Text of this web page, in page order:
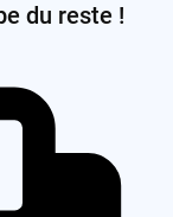
du reste !